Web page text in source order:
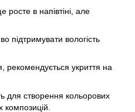
росте в напівтіні, але
підтримувати вологість
рекомендується укриття на
для створення кольорових
композицій.